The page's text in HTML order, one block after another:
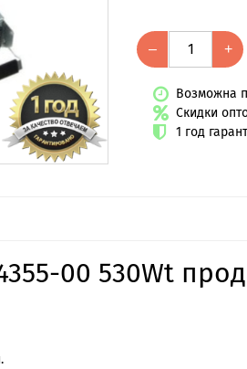
– +
Возможна
Скидки
1 год
00 530Wt